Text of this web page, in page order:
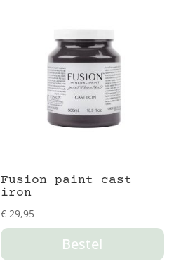
Fusion paint cast
iron
€ 29,95
Bestel